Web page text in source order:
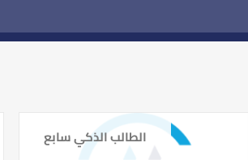
الطالب الذكي سابع